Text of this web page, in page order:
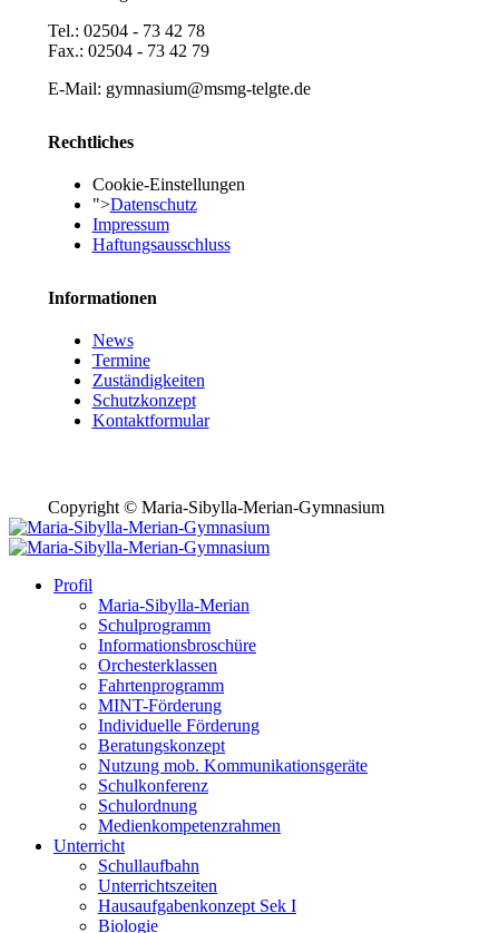
Tel.: 02504 - 73 42 78
Fax.: 02504 - 73 42 79
E-Mail: gymnasium@msmg-telgte.de
Rechtliches
Cookie-Einstellungen
">Datenschutz
Impressum
Haftungsausschluss
Informationen
News
Termine
Zuständigkeiten
Schutzkonzept
Kontaktformular
Copyright © Maria-Sibylla-Merian-Gymnasium
Profil
Maria-Sibylla-Merian
Schulprogramm
Informationsbroschüre
Orchesterklassen
Fahrtenprogramm
MINT-Förderung
Individuelle Förderung
Beratungskonzept
Nutzung mob. Kommunikationsgeräte
Schulkonferenz
Schulordnung
Medienkompetenzrahmen
Unterricht
Schullaufbahn
Unterrichtszeiten
Hausaufgabenkonzept Sek I
Biologie